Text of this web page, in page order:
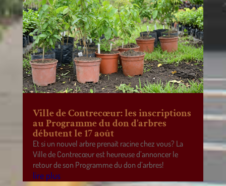
Ville de Contrecœur: les inscriptions
au Programme du don d’arbres
débutent le 17 août
Et si un nouvel arbre prenait racine chez vous? La
Ville de Contrecœur est heureuse d’annoncer le
retour de son Programme du don d’arbres!
lire plus